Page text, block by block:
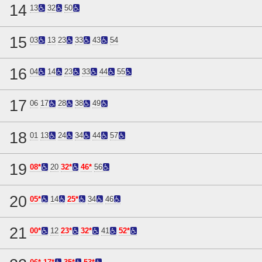
14 13 32 50
15 03 13 23 33 43 54
16 04 14 23 33 44 55
17 06 17 28 38 49
18 01 13 24 34 44 57
19 08* 20 32* 46* 56
20 05* 14 25* 34 46
21 00* 12 23* 32* 41 52*